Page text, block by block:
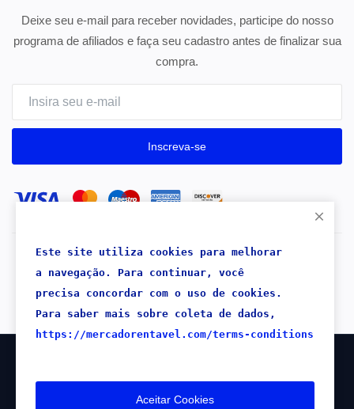
Deixe seu e-mail para receber novidades, participe do nosso
programa de afiliados e faça seu cadastro antes de finalizar sua
compra.
Inscreva-se
Copyright 2026® Mercado Rentável - Todos os direitos
1.250REGISTRADAS
Este site utiliza cookies para melhorar
a navegação. Para continuar, você
precisa concordar com o uso de cookies.
Para saber mais sobre coleta de dados,
https://mercadorentavel.com/terms-conditions
Aceitar Cookies